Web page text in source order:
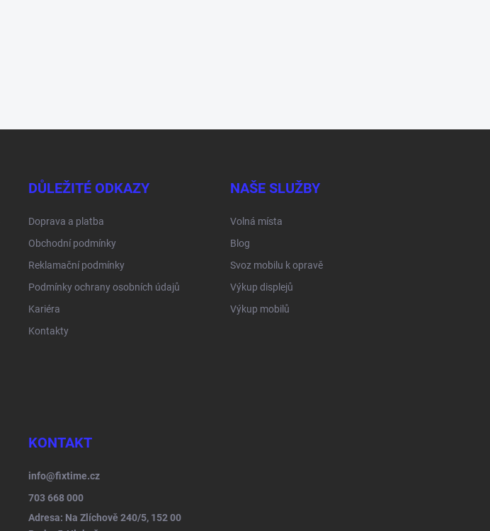
DŮLEŽITÉ ODKAZY
Doprava a platba
Obchodní podmínky
Reklamační podmínky
Podmínky ochrany osobních údajů
Kariéra
Kontakty
NAŠE SLUŽBY
Volná místa
Blog
Svoz mobilu k opravě
Výkup displejů
Výkup mobilů
KONTAKT
info@fixtime.cz
703 668 000
Adresa: Na Zlíchově 240/5, 152 00